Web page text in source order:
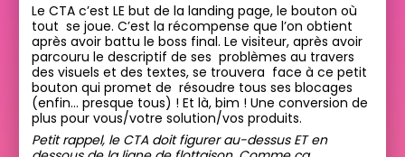
Le CTA c’est LE but de la landing page, le bouton où
tout se joue. C’est la récompense que l’on obtient
après avoir battu le boss final. Le visiteur, après avoir
parcouru le descriptif de ses problèmes au travers
des visuels et des textes, se trouvera face à ce petit
bouton qui promet de résoudre tous ses blocages
(enfin… presque tous) ! Et là, bim ! Une conversion de
plus pour vous/votre solution/vos produits.
Petit rappel, le CTA doit figurer au-dessus ET en